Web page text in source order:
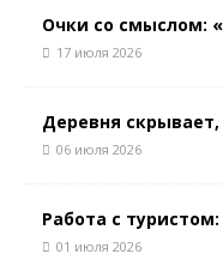
Очки со смыслом:
17 июля 2026
Деревня скрывает,
06 июля 2026
Работа с
01 июля 2026